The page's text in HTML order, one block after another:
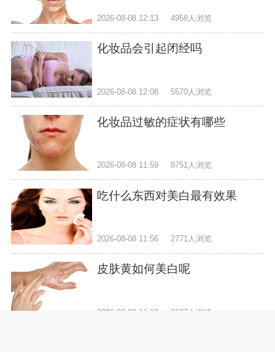
2026-08-08 12:13 4958人浏览
化妆品会引起闭经吗
2026-08-08 12:08 5570人浏览
化妆品过敏的症状有哪些
2026-08-08 11:59 8751人浏览
吃什么东西对美白最有效果
2026-08-08 11:56 2771人浏览
皮肤黄如何美白呢
2026-08-08 11:18 6627人浏览